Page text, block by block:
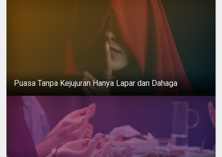
Puasa Tanpa Kejujuran Hanya Lapar dan Dahaga